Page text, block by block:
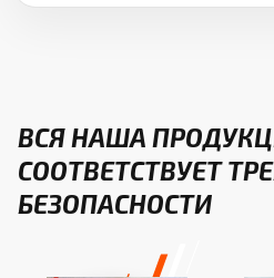
ВСЯ НАША
СООТВЕТСТВУЕТ
БЕЗОПАСНОСТИ